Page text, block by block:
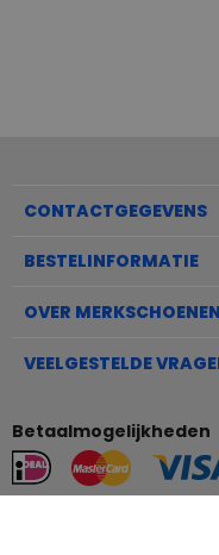
CONTACTGEGEVENS
BESTELINFORMATIE
OVER
VEELGESTELDE
Betaalmogelijkheden